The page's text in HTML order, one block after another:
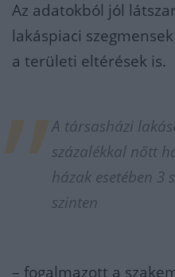
Az adatokból jól
lakáspiaci
a területi eltérések is.
A társasházi
százalékkal nőtt
házak esetében 3
szinten
– fogalmazott a